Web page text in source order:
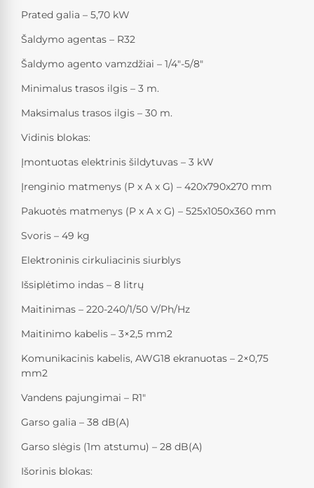
Prated galia – 5,70 kW
Šaldymo agentas – R32
Šaldymo agento vamzdžiai – 1/4″-5/8″
Minimalus trasos ilgis – 3 m.
Maksimalus trasos ilgis – 30 m.
Vidinis blokas:
Įmontuotas elektrinis šildytuvas – 3 kW
Įrenginio matmenys (P x A x G) – 420x790x270 mm
Pakuotės matmenys (P x A x G) – 525x1050x360 mm
Svoris – 49 kg
Elektroninis cirkuliacinis siurblys
Išsiplėtimo indas – 8 litrų
Maitinimas – 220-240/1/50 V/Ph/Hz
Maitinimo kabelis – 3×2,5 mm2
Komunikacinis kabelis, AWG18 ekranuotas – 2×0,75
mm2
Vandens pajungimai – R1″
Garso galia – 38 dB(A)
Garso slėgis (1m atstumu) – 28 dB(A)
Išorinis blokas: